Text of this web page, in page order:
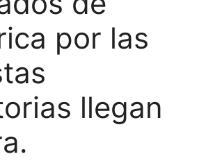
por las
llegan